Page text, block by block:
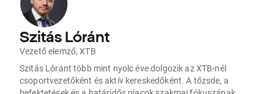
Szitás Lóránt
Vezető elemző, XTB
Szitás Lóránt több mint nyolc éve dolgozik az XTB-nél
csoportvezetőként és aktív kereskedőként. A tőzsde, a